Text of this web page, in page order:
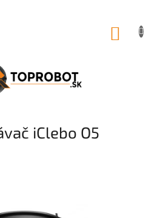
iClebo O5